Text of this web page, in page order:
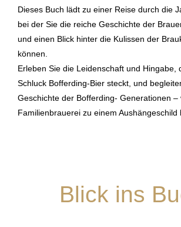
Dieses Buch lädt zu einer Reise durch die
bei der Sie die reiche Geschichte der
und einen Blick hinter die Kulissen der
können.
Erleben Sie die Leidenschaft und Hingabe,
Schluck Bofferding-Bier steckt, und
Geschichte der Bofferding- Generationen ‒
Familienbrauerei zu einem Aushängeschild
Blick ins